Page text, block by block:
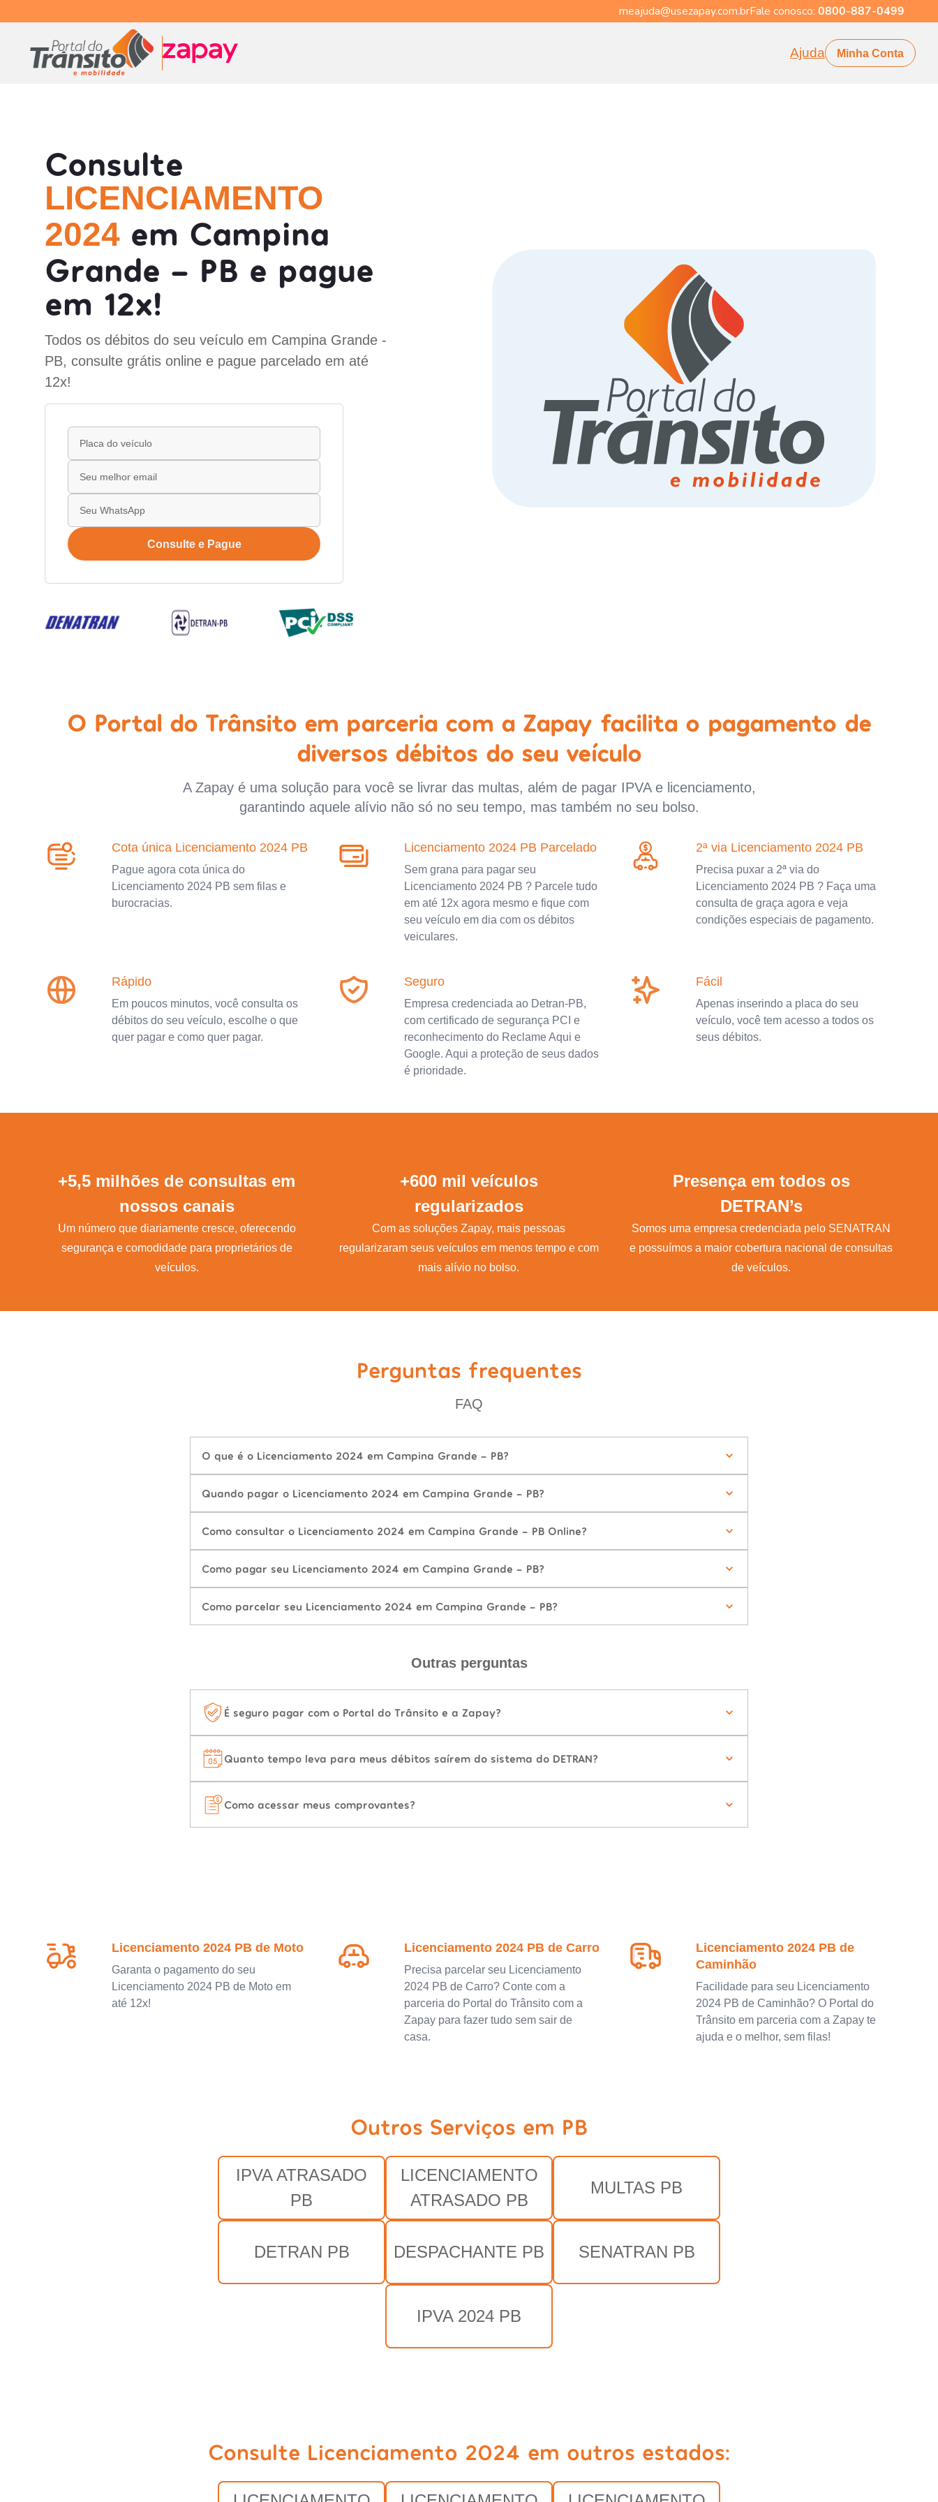
meajuda@usezapay.com.brFale conosco: 0800-887-0499
Ajuda Minha Conta
Consulte
LICENCIAMENTO
2024 em Campina
Grande - PB e pague
em 12x!
Todos os débitos do seu veículo em Campina Grande -
PB, consulte grátis online e pague parcelado em até
12x!
Consulte e Pague
O Portal do Trânsito em parceria com a Zapay facilita o pagamento de
diversos débitos do seu veículo
A Zapay é uma solução para você se livrar das multas, além de pagar IPVA e licenciamento,
garantindo aquele alívio não só no seu tempo, mas também no seu bolso.
Cota única Licenciamento 2024 PB
Pague agora cota única do
Licenciamento 2024 PB sem filas e
burocracias.
Licenciamento 2024 PB Parcelado
Sem grana para pagar seu
Licenciamento 2024 PB ? Parcele tudo
em até 12x agora mesmo e fique com
seu veículo em dia com os débitos
veiculares.
2ª via Licenciamento 2024 PB
Precisa puxar a 2ª via do
Licenciamento 2024 PB ? Faça uma
consulta de graça agora e veja
condições especiais de pagamento.
Rápido
Em poucos minutos, você consulta os
débitos do seu veículo, escolhe o que
quer pagar e como quer pagar.
Seguro
Empresa credenciada ao Detran-PB,
com certificado de segurança PCI e
reconhecimento do Reclame Aqui e
Google. Aqui a proteção de seus dados
é prioridade.
Fácil
Apenas inserindo a placa do seu
veículo, você tem acesso a todos os
seus débitos.
+5,5 milhões de consultas em
nossos canais
Um número que diariamente cresce, oferecendo
segurança e comodidade para proprietários de
veículos.
+600 mil veículos
regularizados
Com as soluções Zapay, mais pessoas
regularizaram seus veículos em menos tempo e com
mais alívio no bolso.
Presença em todos os
DETRAN’s
Somos uma empresa credenciada pelo SENATRAN
e possuímos a maior cobertura nacional de consultas
de veículos.
Perguntas frequentes
FAQ
O que é o Licenciamento 2024 em Campina Grande - PB?
Quando pagar o Licenciamento 2024 em Campina Grande - PB?
Como consultar o Licenciamento 2024 em Campina Grande - PB Online?
Como pagar seu Licenciamento 2024 em Campina Grande - PB?
Como parcelar seu Licenciamento 2024 em Campina Grande - PB?
Outras perguntas
É seguro pagar com o Portal do Trânsito e a Zapay?
Quanto tempo leva para meus débitos saírem do sistema do DETRAN?
Como acessar meus comprovantes?
Licenciamento 2024 PB de Moto
Garanta o pagamento do seu
Licenciamento 2024 PB de Moto em
até 12x!
Licenciamento 2024 PB de Carro
Precisa parcelar seu Licenciamento
2024 PB de Carro? Conte com a
parceria do Portal do Trânsito com a
Zapay para fazer tudo sem sair de
casa.
Licenciamento 2024 PB de
Caminhão
Facilidade para seu Licenciamento
2024 PB de Caminhão? O Portal do
Trânsito em parceria com a Zapay te
ajuda e o melhor, sem filas!
Outros Serviços em PB
IPVA ATRASADO
PB
LICENCIAMENTO
ATRASADO PB
MULTAS PB
DETRAN PB DESPACHANTE PB SENATRAN PB
IPVA 2024 PB
Consulte Licenciamento 2024 em outros estados: